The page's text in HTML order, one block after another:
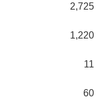
2,725
1,220
11
60